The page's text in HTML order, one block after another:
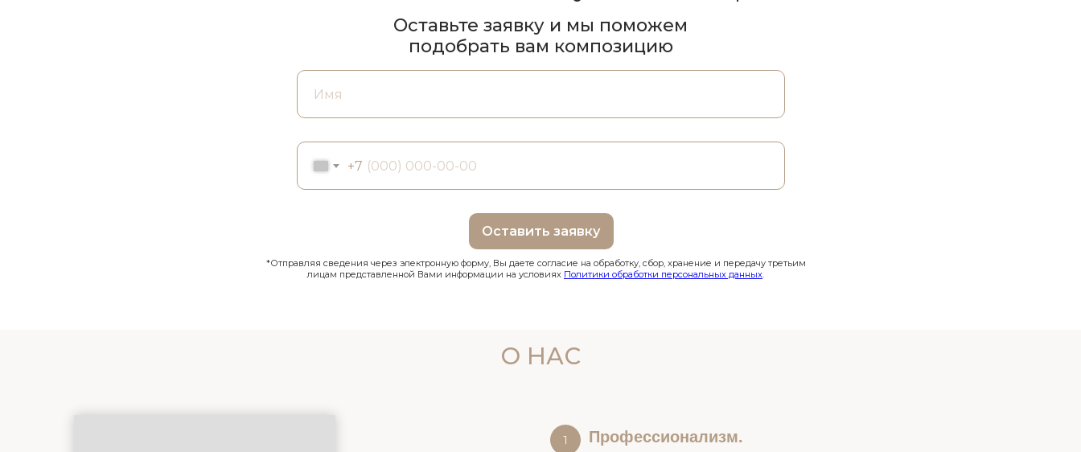
+7
Оставить заявку
Оставьте заявку и мы поможем
подобрать вам композицию
*Отправляя сведения через электронную форму, Вы даете согласие на обработку, сбор, хранение и передачу третьим
лицам представленной Вами информации на условиях Политики обработки персональных данных.
О НАС
Профессионализм.